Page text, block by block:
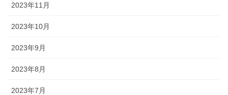
2023年11月
2023年10月
2023年9月
2023年8月
2023年7月